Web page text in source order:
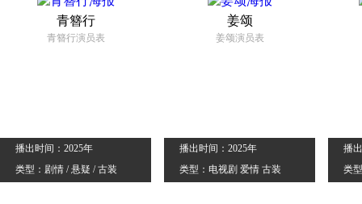
青簪行
青簪行演员表
播出时间：2025年
类型：剧情 / 悬疑 / 古装
姜颂
姜颂演员表
播出时间：2025年
类型：电视剧 爱情 古装
播
类